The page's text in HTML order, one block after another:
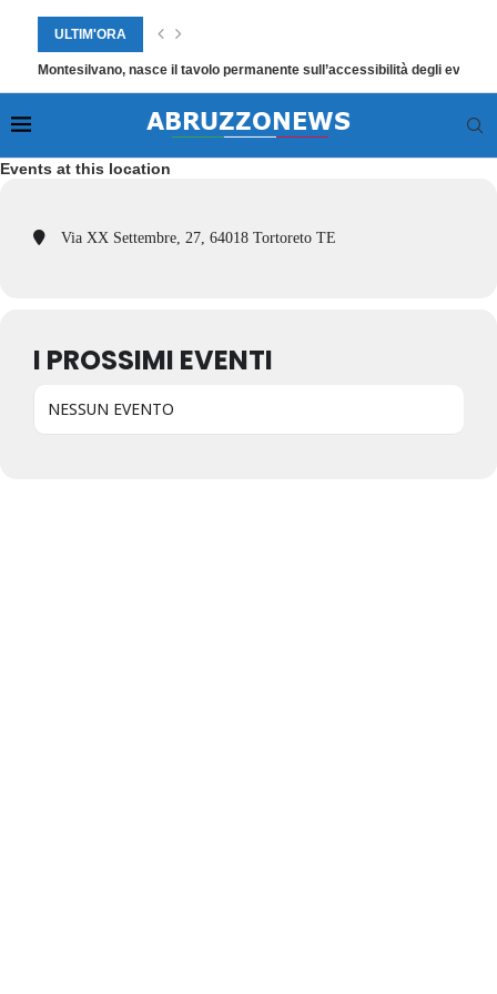
ULTIM'ORA
Montesilvano, nasce il tavolo permanente sull’accessibilità degli eventi
Events at this location
Via XX Settembre, 27, 64018 Tortoreto TE
I PROSSIMI EVENTI
NESSUN EVENTO